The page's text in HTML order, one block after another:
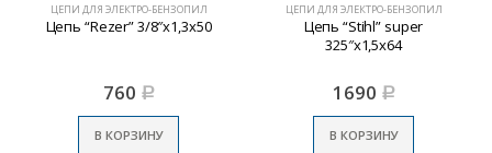
ЦЕПИ ДЛЯ ЭЛЕКТРО-БЕНЗОПИЛ
Цепь “Rezer” 3/8″х1,3х50
760 Р
В КОРЗИНУ
ЦЕПИ ДЛЯ ЭЛЕКТРО-БЕНЗОПИЛ
Цепь “Stihl” super
325″х1,5х64
1690 Р
В КОРЗИНУ